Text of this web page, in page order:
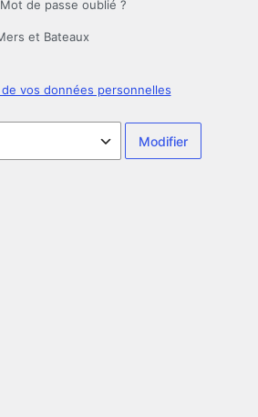
Mot de passe oublié ?
et Bateaux
vos données personnelles